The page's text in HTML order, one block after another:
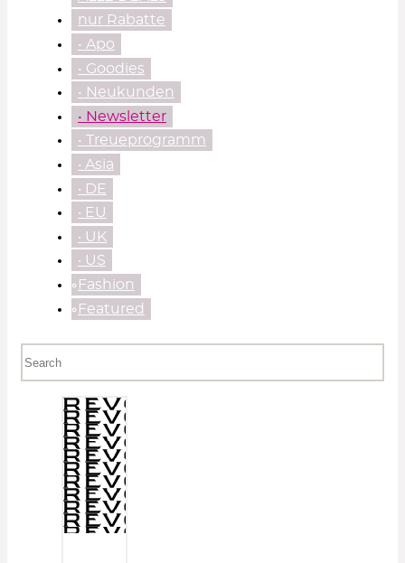
nur Rabatte
• Apo
• Goodies
• Neukunden
• Newsletter
• Treueprogramm
‧ Asia
‧ DE
‧ EU
‧ UK
‧ US
⃘Fashion
⃘Featured